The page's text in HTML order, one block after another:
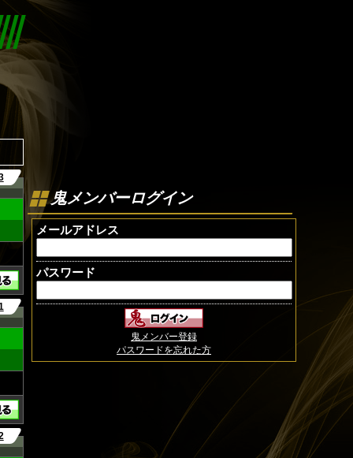
鬼メンバーログイン
メールアドレス
パスワード
鬼メンバー登録
パスワードを忘れた方